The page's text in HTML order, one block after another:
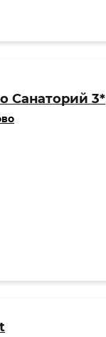
Санаторий 3*